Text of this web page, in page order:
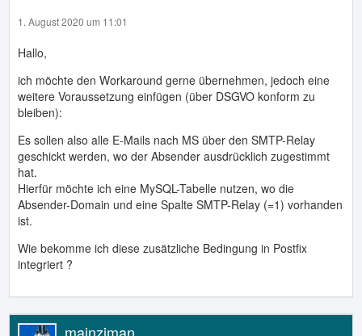
1. August 2020 um 11:01
Hallo,
ich möchte den Workaround gerne übernehmen, jedoch eine
weitere Voraussetzung einfügen (über DSGVO konform zu
bleiben):
Es sollen also alle E-Mails nach MS über den SMTP-Relay
geschickt werden, wo der Absender ausdrücklich zugestimmt
hat.
Hierfür möchte ich eine MySQL-Tabelle nutzen, wo die
Absender-Domain und eine Spalte SMTP-Relay (=1) vorhanden
ist.
Wie bekomme ich diese zusätzliche Bedingung in Postfix
integriert ?
mainziman